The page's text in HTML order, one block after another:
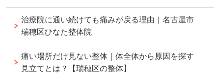
治療院に通い続けても痛みが戻る理由｜名古屋市
瑞穂区ひなた整体院
痛い場所だけ見ない整体｜体全体から原因を探す
見立てとは？【瑞穂区の整体】